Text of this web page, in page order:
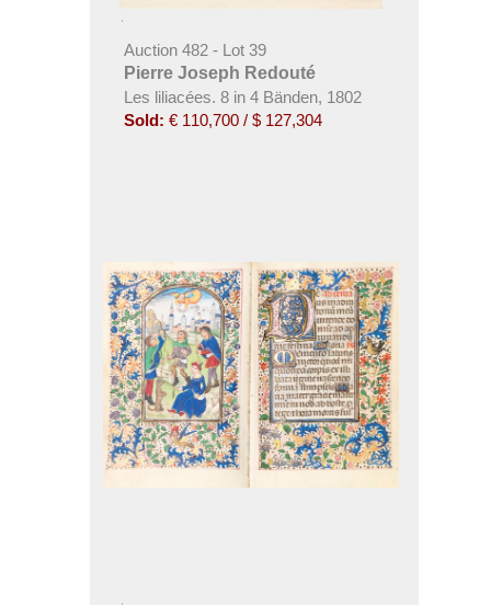
Auction 482 - Lot 39
Pierre Joseph Redouté
Les liliacées. 8 in 4 Bänden, 1802
Sold: € 110,700 / $ 127,304